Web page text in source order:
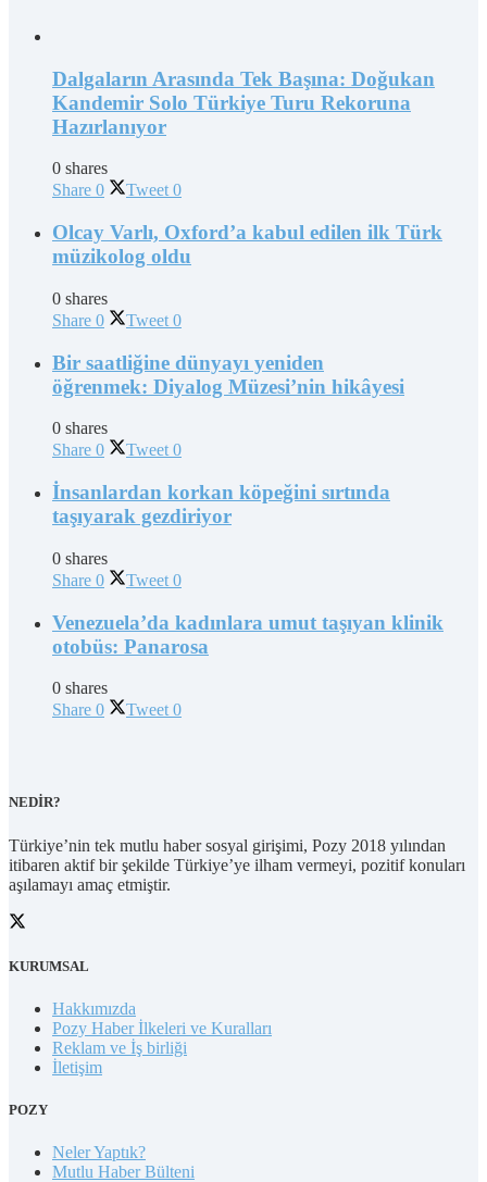
Dalgaların Arasında Tek Başına: Doğukan
Kandemir Solo Türkiye Turu Rekoruna
Hazırlanıyor
0 shares
Share 0 Tweet 0
Olcay Varlı, Oxford’a kabul edilen ilk Türk
müzikolog oldu
0 shares
Share 0 Tweet 0
Bir saatliğine dünyayı yeniden
öğrenmek: Diyalog Müzesi’nin hikâyesi
0 shares
Share 0 Tweet 0
İnsanlardan korkan köpeğini sırtında
taşıyarak gezdiriyor
0 shares
Share 0 Tweet 0
Venezuela’da kadınlara umut taşıyan klinik
otobüs: Panarosa
0 shares
Share 0 Tweet 0
NEDİR?
Türkiye’nin tek mutlu haber sosyal girişimi, Pozy 2018 yılından
itibaren aktif bir şekilde Türkiye’ye ilham vermeyi, pozitif konuları
aşılamayı amaç etmiştir.
KURUMSAL
Hakkımızda
Pozy Haber İlkeleri ve Kuralları
Reklam ve İş birliği
İletişim
POZY
Neler Yaptık?
Mutlu Haber Bülteni